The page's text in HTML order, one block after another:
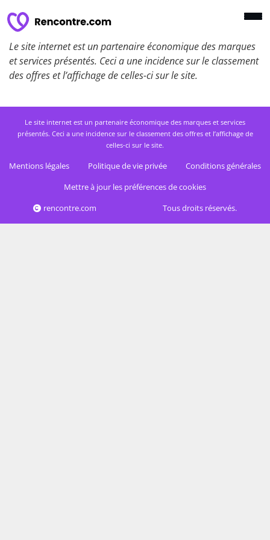
Le site internet est un partenaire économique des marques
et services présentés. Ceci a une incidence sur le classement
des offres et l’affichage de celles-ci sur le site.
Le site internet est un partenaire économique des marques et services
présentés. Ceci a une incidence sur le classement des offres et l’affichage de
celles-ci sur le site.
Mentions légales Politique de vie privée
Conditions générales
Mettre à jour les préférences de cookies
rencontre.com
Tous droits réservés.